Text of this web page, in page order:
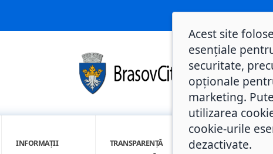
INFORMAȚII
TRANSPARENȚĂ
INTEGRITATE
Acest site
esențiale
securitate,
opționale
marketing.
utilizarea
cookie-urile
dezactivate.